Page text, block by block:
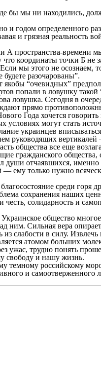
бы мы ни находились,
и годом определенного
и грязная реальность
пространства-времени
координаты точки Б
мы этого не
разочарованы”.
якобы “очевидных”
попали в ловушку
ловушка. Сегодня в
прямо
Года хочется
условиях могут стать
украинцев
руководящих
общества все еще
гражданского
души отчаявшихся,
ему только нужно
среди горя
сохранения
честь, солидарность и
общество
Сильная вера
слабости в силу.
атомом больших
ужас, трудно понять
свободу и нашу жизнь.
темному российскому
и самоотверженного